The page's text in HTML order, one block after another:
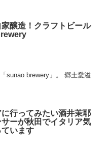
醸造！クラフトビール
sunao brewery」。 郷土愛溢
行ってみたい酒井茉耶
ーが秋田でイタリア気
います